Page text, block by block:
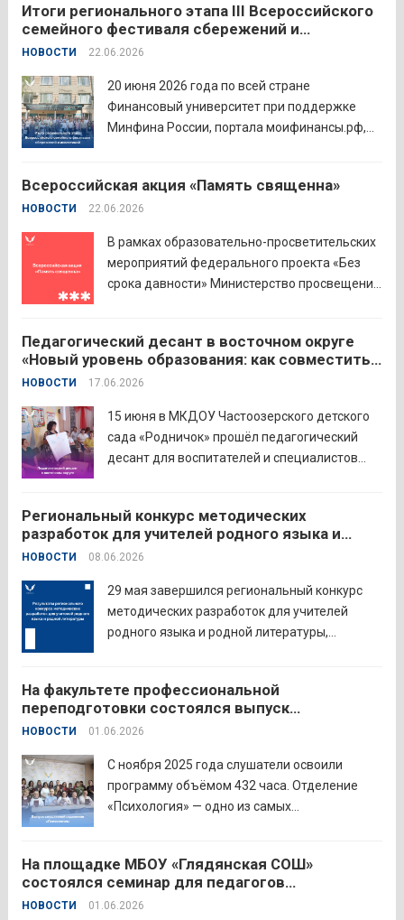
Институт изучения детства, семьи и
воспитания и Российский детско-юношеский
центр. Прием заявок пройдет до 26 июля
включительно. Участниками конкурса могут
стать педагоги детских...
Итоги регионального этапа III Всероссийского
семейного фестиваля сбережений и
инвестиций
НОВОСТИ 22.06.2026
20 июня 2026 года по всей стране
Финансовый университет при поддержке
Минфина России, портала моифинансы.рф,
семейного фестиваля сбережений и
инвестиций. В Курганской области
филиал Финуниверситета. 16 семей-
победителей... Читать дальше
Всероссийская акция «Память священна»
НОВОСТИ 22.06.2026
В рамках образовательно-просветительских
мероприятий федерального проекта «Без
срока давности» Министерство просвещения
проводят всероссийскую акцию «Память
священна». 22 июня 2026 года Россия
отмечает 85-ю годовщину начала Великой
Отечественной войны. Просим на страницах
школ в...
Педагогический десант в восточном округе
«Новый уровень образования: как совместить
качество и эффективность»
НОВОСТИ 17.06.2026
15 июня в МКДОУ Частоозерского детского
сада «Родничок» прошёл педагогический
десант для воспитателей и специалистов
педагогов восточного округа для повышения
профессиональных компетенций и
знакомства с актуальными подходами к
работе с детьми....
Региональный конкурс методических
разработок для учителей родного языка и
родной литературы
НОВОСТИ 08.06.2026
29 мая завершился региональный конкурс
методических разработок для учителей
родного языка и родной литературы,
инновационными подходами в
преподавании родного языка и родной
литературы. Цели конкурса: — выявление и
распространение передового
педагогического...
Читать дальше
На факультете профессиональной
переподготовки состоялся выпуск
слушателей отделения «Психология»
НОВОСТИ 01.06.2026
С ноября 2025 года слушатели освоили
программу объёмом 432 часа. Отделение
«Психология» — одно из самых
квалифицированных педагогов-психологов в
общеобразовательных организациях. Все
выпускники успешно прошли итоговую
На площадке МБОУ «Глядянская СОШ»
состоялся семинар для педагогов
Центрального образовательного округа
НОВОСТИ 01.06.2026